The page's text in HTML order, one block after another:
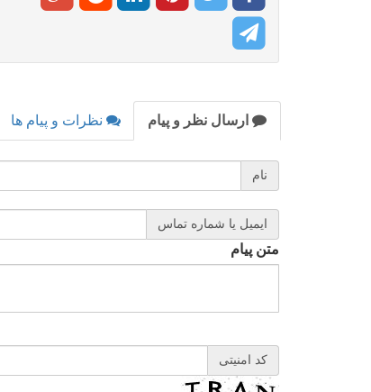
ارسال نظر و پیام نظرات و پیام ها
نام
ایمیل یا شماره تماس
متن پیام
کد امنیتی